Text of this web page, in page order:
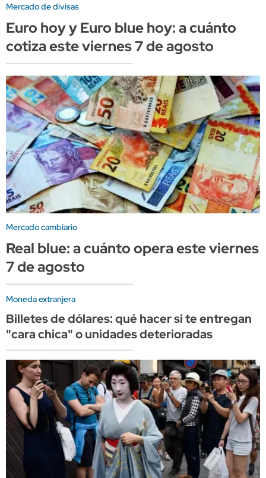
Mercado de divisas
Euro hoy y Euro blue hoy: a cuánto
cotiza este viernes 7 de agosto
Mercado cambiario
Real blue: a cuánto opera este viernes
7 de agosto
Moneda extranjera
Billetes de dólares: qué hacer si te entregan
"cara chica" o unidades deterioradas